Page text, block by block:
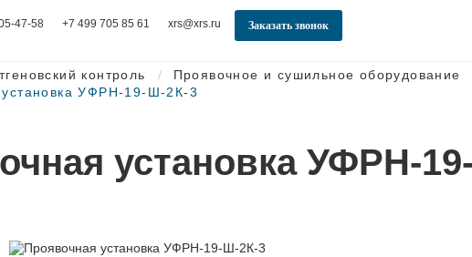
47-58 +7 499 705 85 61 xrs@xrs.ru Заказать звонок
контроль
Проявочное и сушильное оборудование
установка УФРН-19-Ш-2К-3
установка УФРН-